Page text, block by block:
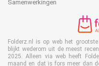
Samenwerkingen
Folderz.nl is op web het
blijkt wederom uit de meest
2025. Alleen via web heeft
maand en dat is fors meer dan